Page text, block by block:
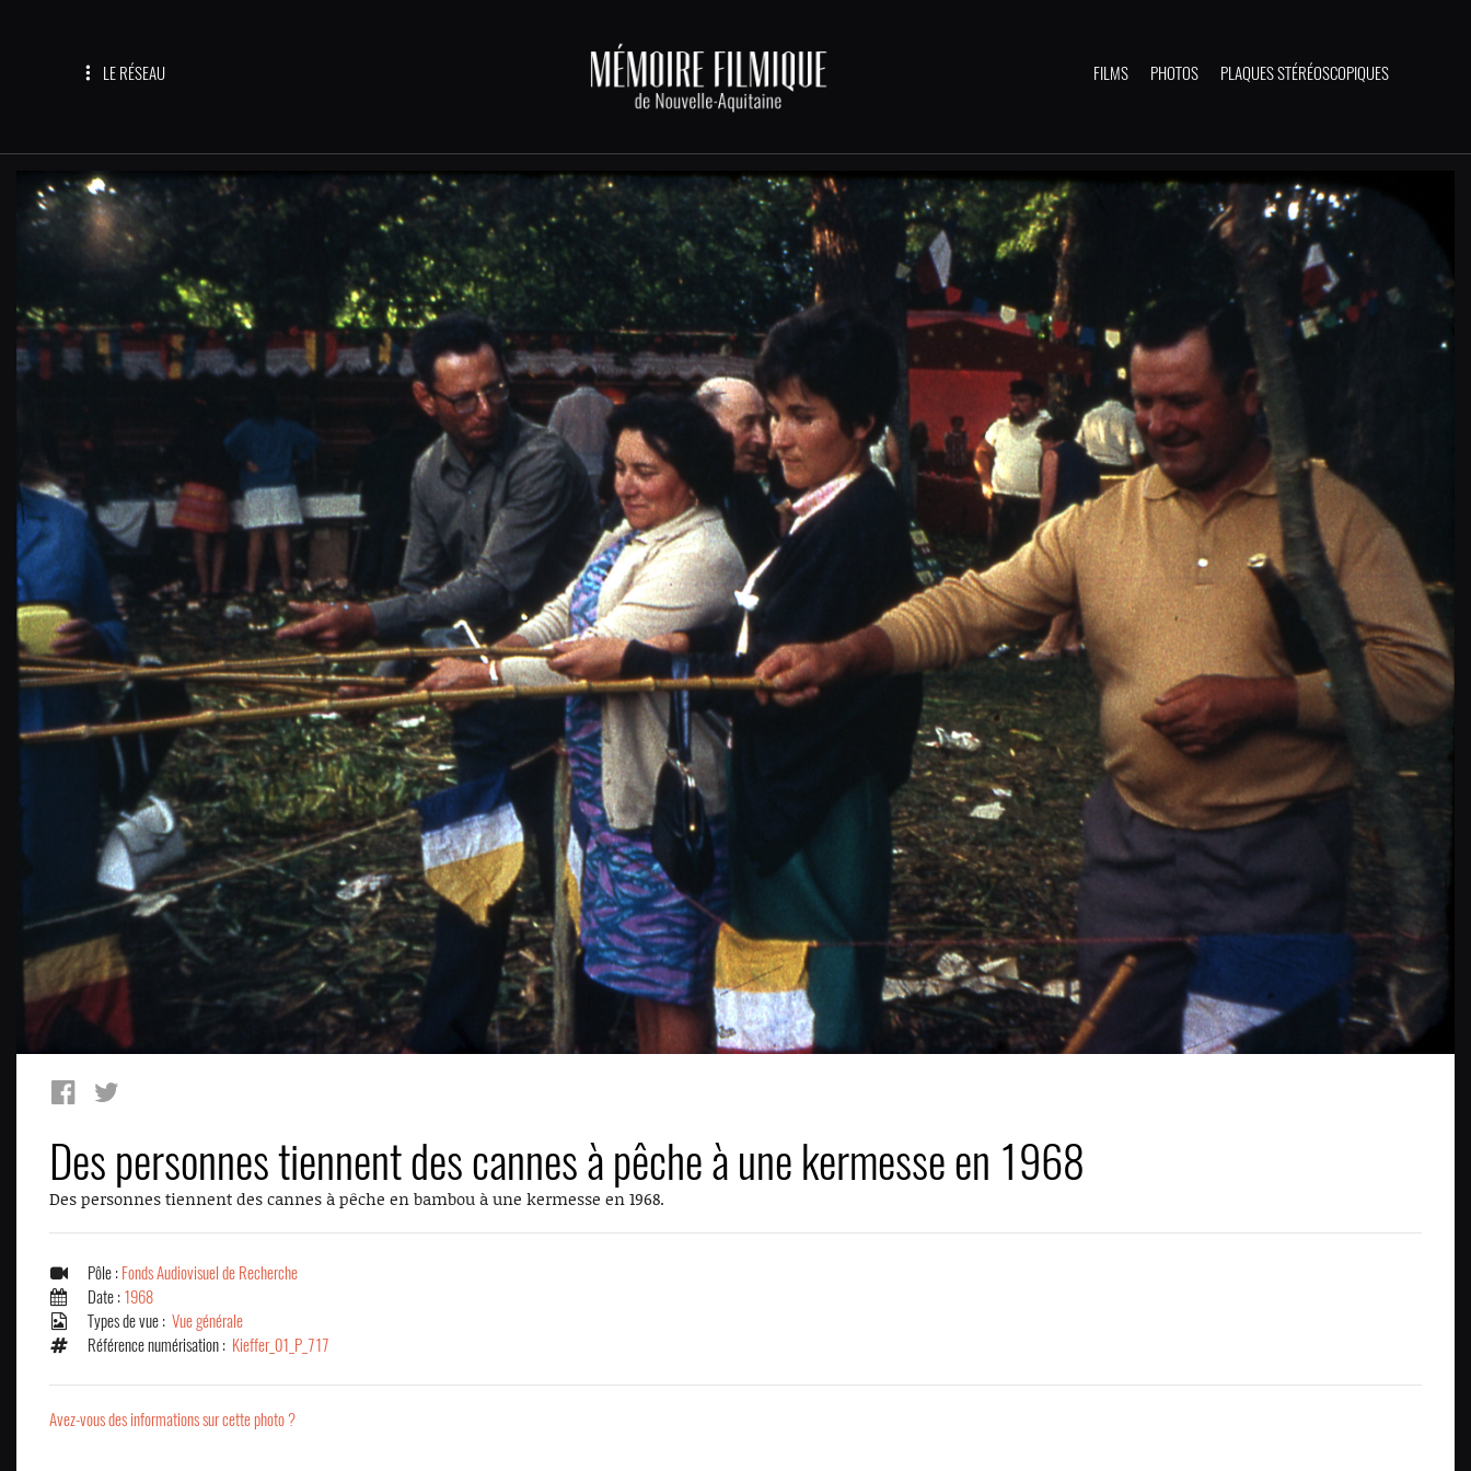
LE RÉSEAU FILMS PHOTOS PLAQUES STÉRÉOSCOPIQUES
Des personnes tiennent des cannes à pêche à une kermesse en 1968
Des personnes tiennent des cannes à pêche en bambou à une kermesse en 1968.
Pôle : Fonds Audiovisuel de Recherche
Date : 1968
Types de vue : Vue générale
Référence numérisation : Kieffer_01_P_717
Avez-vous des informations sur cette photo ?